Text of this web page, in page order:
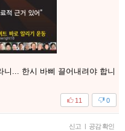
니... 한시 바삐 끌어내려야 합니
0
11
신고 | 공감 확인